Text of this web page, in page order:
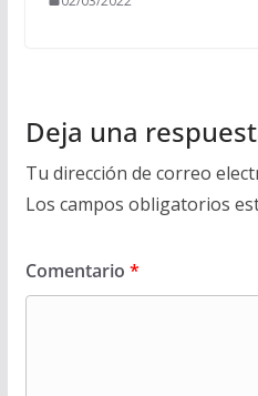
Deja una
Tu dirección de correo
Los campos obligatorios
Comentario *